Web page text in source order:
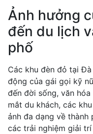
Ảnh hưởng
đến du lịch
phố
Các khu đèn đỏ tại
động của gái gọi kỹ
đến đời sống, văn
mắt du khách, các
ảnh đa dạng về thành
các trải nghiệm giải